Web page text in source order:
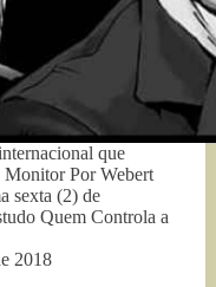
que
Por Webert
sexta (2) de
Quem Controla a
2018